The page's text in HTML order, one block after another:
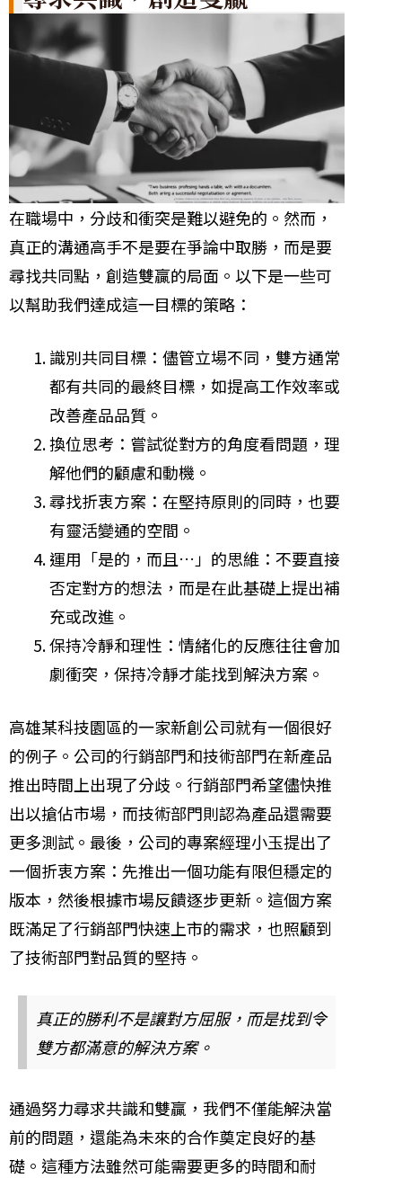
在職場中，分歧和衝突是難以避免的。然而，
真正的溝通高手不是要在爭論中取勝，而是要
尋找共同點，創造雙贏的局面。以下是一些可
以幫助我們達成這一目標的策略：
識別共同目標：儘管立場不同，雙方通常
都有共同的最終目標，如提高工作效率或
改善產品品質。
換位思考：嘗試從對方的角度看問題，理
解他們的顧慮和動機。
尋找折衷方案：在堅持原則的同時，也要
有靈活變通的空間。
運用「是的，而且…」的思維：不要直接
否定對方的想法，而是在此基礎上提出補
充或改進。
保持冷靜和理性：情緒化的反應往往會加
劇衝突，保持冷靜才能找到解決方案。
高雄某科技園區的一家新創公司就有一個很好
的例子。公司的行銷部門和技術部門在新產品
推出時間上出現了分歧。行銷部門希望儘快推
出以搶佔市場，而技術部門則認為產品還需要
更多測試。最後，公司的專案經理小玉提出了
一個折衷方案：先推出一個功能有限但穩定的
版本，然後根據市場反饋逐步更新。這個方案
既滿足了行銷部門快速上市的需求，也照顧到
了技術部門對品質的堅持。
真正的勝利不是讓對方屈服，而是找到令
雙方都滿意的解決方案。
通過努力尋求共識和雙贏，我們不僅能解決當
前的問題，還能為未來的合作奠定良好的基
礎。這種方法雖然可能需要更多的時間和耐